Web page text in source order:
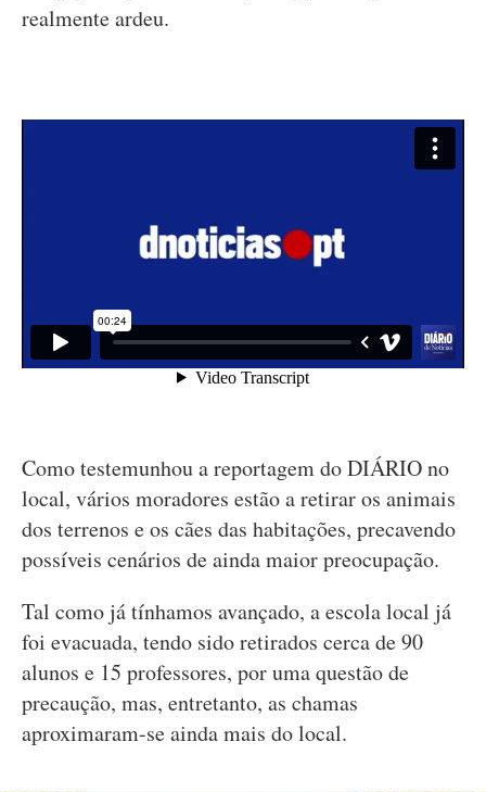
realmente ardeu.
Como testemunhou a reportagem do DIÁRIO no
local, vários moradores estão a retirar os animais
dos terrenos e os cães das habitações, precavendo
possíveis cenários de ainda maior preocupação.
Tal como já tínhamos avançado, a escola local já
foi evacuada, tendo sido retirados cerca de 90
alunos e 15 professores, por uma questão de
precaução, mas, entretanto, as chamas
aproximaram-se ainda mais do local.